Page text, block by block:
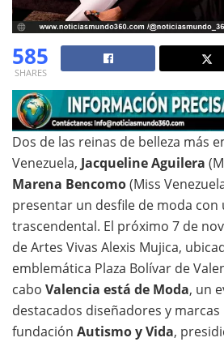
585
SHARES
Dos de las reinas de belleza más
Venezuela, Jacqueline Aguilera
Marena Bencomo(Miss
presentar un desfile de moda
trascendental. El próximo 7 de
de Artes Vivas Alexis Mujica,
emblemática Plaza Bolívar de
cabo Valencia está de Moda, un
destacados diseñadores y
fundación Autismo y Vida,